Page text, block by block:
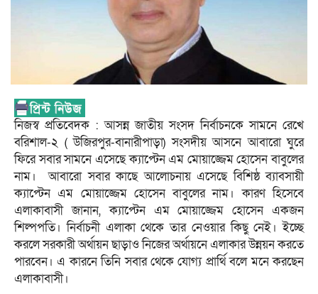
নিজস্ব প্রতিবেদক : আসন্ন জাতীয় সংসদ নির্বাচনকে সামনে রেখে
বরিশাল-২ ( উজিরপুর-বানারীপাড়া) সংসদীয় আসনে আবারো ঘুরে
ফিরে সবার সামনে এসেছে ক্যাপ্টেন এম মোয়াজ্জেম হোসেন বাবুলের
নাম। আবারো সবার কাছে আলোচনায় এসেছে বিশিষ্ঠ ব্যাবসায়ী
ক্যাপ্টেন এম মোয়াজ্জেম হোসেন বাবুলের নাম। কারণ হিসেবে
এলাকাবাসী জানান, ক্যাপ্টেন এম মোয়াজ্জেম হোসেন একজন
শিল্পপতি। নির্বাচনী এলাকা থেকে তার নেওয়ার কিছু নেই। ইচ্ছে
করলে সরকারী অর্থায়ন ছাড়াও নিজের অর্থায়নে এলাকার উন্নয়ন করতে
পারবেন। এ কারনে তিনি সবার থেকে যোগ্য প্রার্থি বলে মনে করছেন
এলাকাবাসী।